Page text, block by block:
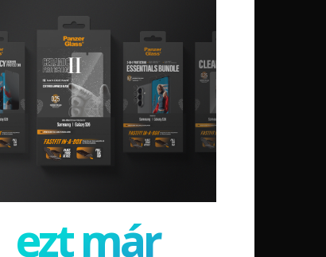
ezt már